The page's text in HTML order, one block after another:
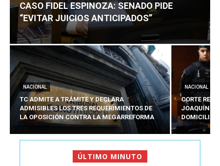
CASO FIDEL ESPINOZA: SENADO PIDE
“EVITAR JUICIOS ANTICIPADOS”
NACIONAL
TC ADMITE A TRÁMITE Y DECLARA
ADMISIBLES LOS TRES REQUERIMIENTOS DE
LA OPOSICIÓN CONTRA LA MEGARREFORMA
NACIONAL
CORTE
JOAQUÍN
ÚLTIMO MINUTO